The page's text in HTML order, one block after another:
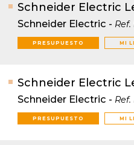
Schneider Electric
Schneider Electric - Ref.
PRESUPUESTO MI
Schneider Electric
Schneider Electric - Ref.
PRESUPUESTO MI